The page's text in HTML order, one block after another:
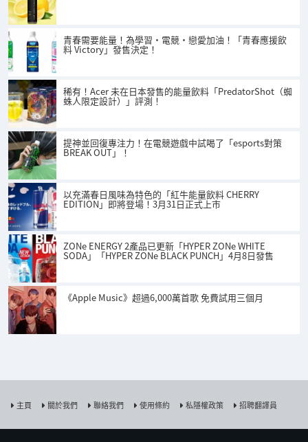
青春需要能量！為學習・電競・戀愛加油！「青春應援飲
料 Victory」發售決定！
稀有！Acer 未在日本發售的能量飲料「PredatorShot（蜘
蛛人限定設計）」評測！
提神並回復專注力！在電競遊戲中試喝了「esports對策
BREAK OUT」！
以充滿春日風味為特色的「紅牛能量飲料 CHERRY
EDITION」即將登場！3月31日正式上市
ZONe ENERGY 2產品已更新「HYPER ZONe WHITE
SODA」「HYPER ZONe BLACK PUNCH」4月8日發售
《Apple Music》超過6,000萬首歌 免費試用三個月
主頁 關於我們 聯絡我們 使用條約 私隱權政策 招聘翻譯員